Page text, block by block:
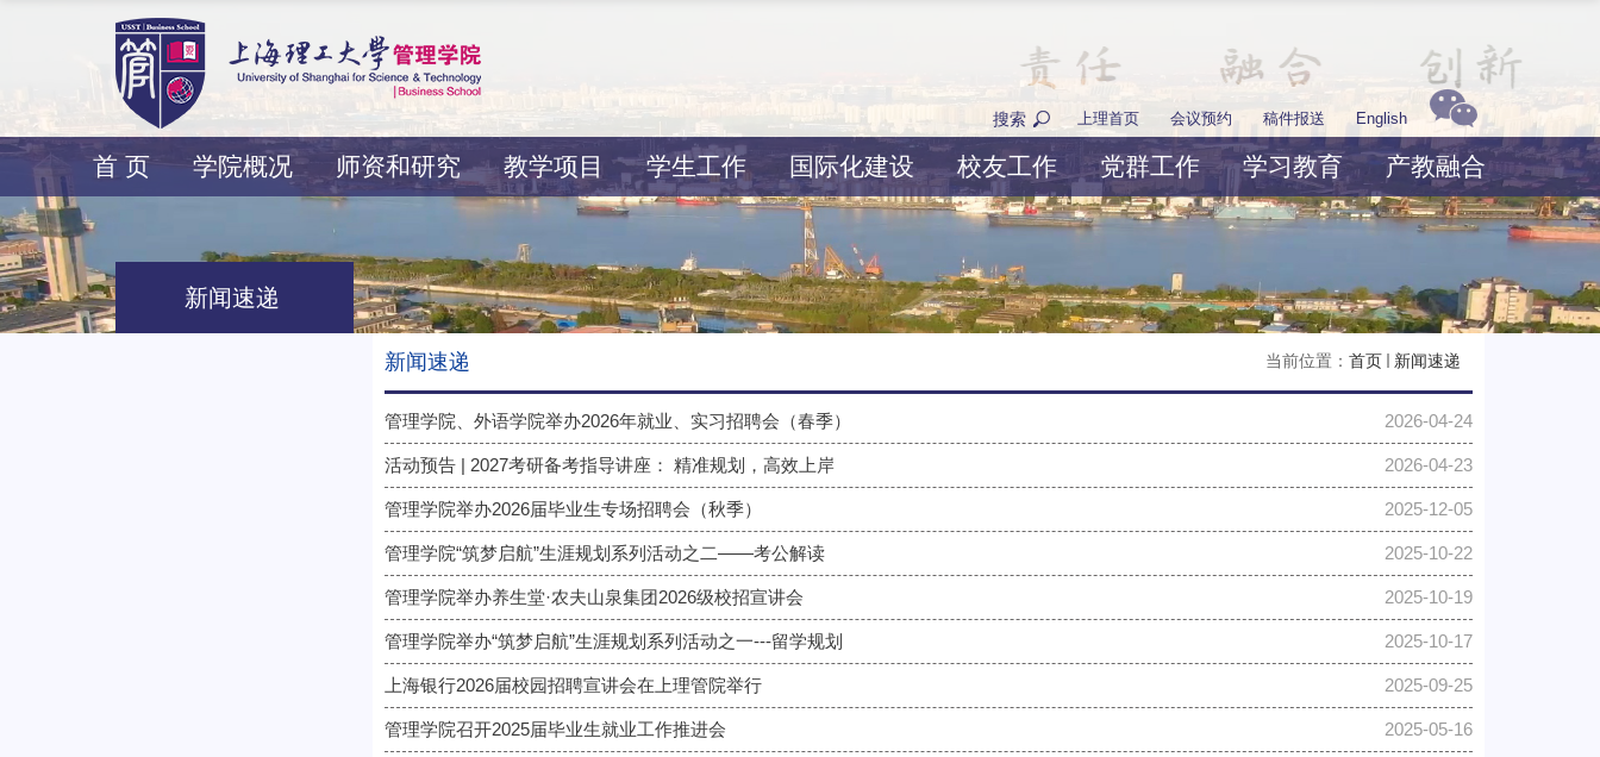
上理首页 会议预约 稿件报送 English
搜索
首 页 学院概况 师资和研究 教学项目 学生工作 国际化建设 校友工作 党群工作 学习教育 产教融合
新闻速递
当前位置： 首页 新闻速递
新闻速递
管理学院、外语学院举办2026年就业、实习招聘会（春季） 2026-04-24
活动预告 | 2027考研备考指导讲座： 精准规划，高效上岸 2026-04-23
管理学院举办2026届毕业生专场招聘会（秋季） 2025-12-05
管理学院“筑梦启航”生涯规划系列活动之二——考公解读 2025-10-22
管理学院举办养生堂·农夫山泉集团2026级校招宣讲会 2025-10-19
管理学院举办“筑梦启航”生涯规划系列活动之一---留学规划 2025-10-17
上海银行2026届校园招聘宣讲会在上理管院举行 2025-09-25
管理学院召开2025届毕业生就业工作推进会 2025-05-16